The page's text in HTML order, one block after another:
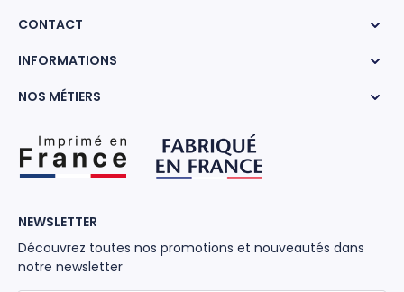
CONTACT
INFORMATIONS
NOS MÉTIERS
NEWSLETTER
Découvrez toutes nos promotions et nouveautés dans
notre newsletter